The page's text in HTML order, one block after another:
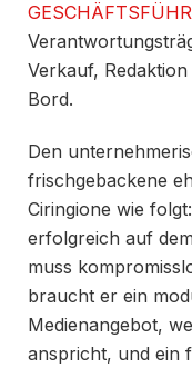
Verkauf,
Bord.
Den
frischgebackene
Ciringione wie
erfolgreich auf
muss
braucht er ein
Medienangebot,
anspricht, und ein